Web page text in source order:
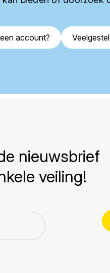
account?
nieuwsbrief
veiling!